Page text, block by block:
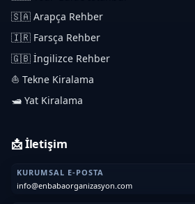
🇸🇦 Arapça Rehber
🇮🇷 Farsça Rehber
🇬🇧 İngilizce Rehber
⛵ Tekne Kiralama
🛥️ Yat Kiralama
📩 İletişim
KURUMSAL E-POSTA
info@enbabaorganizasyon.com